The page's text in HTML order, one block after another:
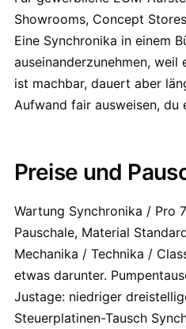
Showrooms, Concept
Eine Synchronika in einem
auseinanderzunehmen,
ist machbar, dauert aber
Aufwand fair ausweisen, du
Preise und
Wartung Synchronika / Pro
Pauschale, Material
Mechanika / Technika /
etwas darunter.
Justage: niedriger
Steuerplatinen-Tausch